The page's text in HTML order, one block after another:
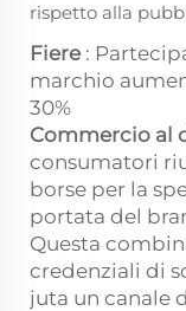
rispetto alla
Fiere :
marchio
30%
Commercio al
consumatori
borse per la
portata del
Questa
credenziali di
juta un canale